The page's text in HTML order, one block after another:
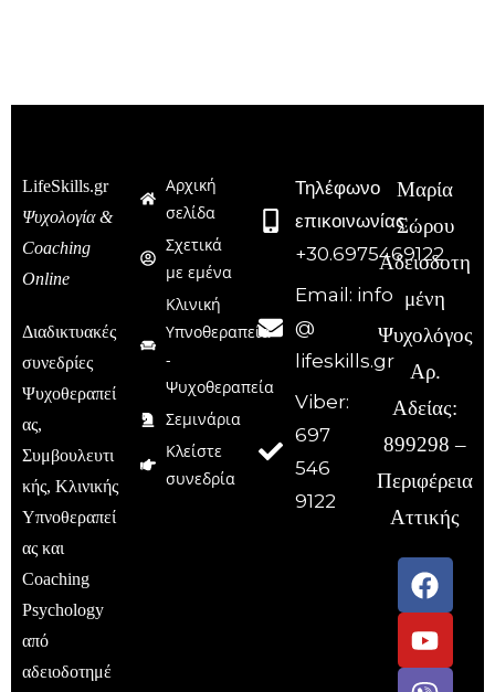
LifeSkills.gr
Ψυχολογία &
Coaching
Online
Διαδικτυακές
συνεδρίες
Ψυχοθεραπεί
ας,
Συμβουλευτι
κής, Κλινικής
Υπνοθεραπεί
ας και
Coaching
Psychology
από
αδειοδοτημέ
Αρχική
σελίδα
Σχετικά
με εμένα
Κλινική
Υπνοθεραπεία
-
Ψυχοθεραπεία
Σεμινάρια
Κλείστε
συνεδρία
Τηλέφωνο
επικοινωνίας:
+30.6975469122
Email: info
@
lifeskills.gr
Viber:
697
546
9122
Μαρία
Σώρου
Αδειοδοτη
μένη
Ψυχολόγος
Αρ.
Αδείας:
899298 –
Περιφέρεια
Αττικής